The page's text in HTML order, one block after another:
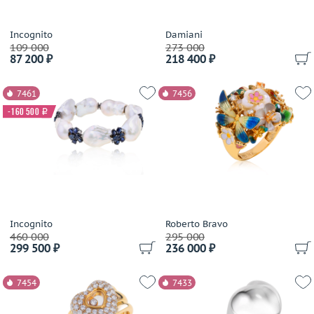
Casa Gi
Casato
Cassa Forte
Chanel
Chantecler
Chaumet
Coaro
Constantin Artmayer
Crivelli
Dada Arrigoni
Incognito
109 000
87 200 ₽
Damiani
273 000
218 400 ₽
7461
Incognito
460 000
299 500 ₽
-160 500 i
7456
Roberto Bravo
295 000
236 000 ₽
7454 7433